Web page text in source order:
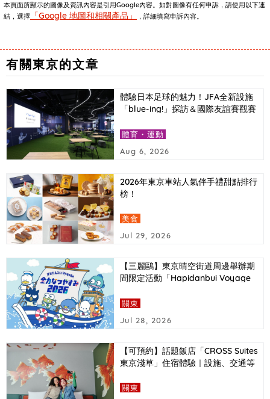
本頁面所顯示的圖像及資訊內容是引用Google內容。如對圖像有任何申訴，請使用以下連
結，選擇 「Google 地圖和相關產品」 ，詳細填寫申訴內容。
有關東京的文章
體驗日本足球的魅力！JFA全新設施
「blue-ing!」探訪＆國際友誼賽觀賽
體育・運動
Aug 6, 2026
2026年東京車站人氣伴手禮甜點排行
榜！
美食
Jul 29, 2026
【三麗鷗】東京晴空街道周邊舉辦期
間限定活動「Hapidanbui Voyage
關東
Jul 28, 2026
【可預約】話題飯店「CROSS Suites
東京淺草」住宿體驗｜設施、交通等
關東